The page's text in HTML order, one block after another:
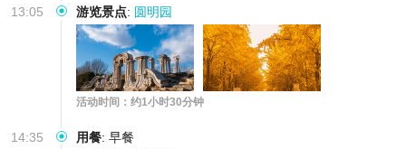
13:05 游览景点: 圆明园
活动时间：约1小时30分钟
14:35 用餐: 早餐